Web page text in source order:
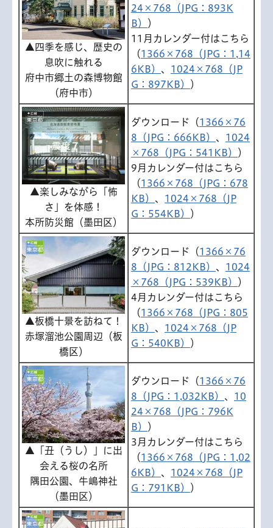
▲四季を感じ、歴史の
息吹に触れる
府中市郷土の森博物館
（府中市）
24×768（JPG：893K
B）
）
11月カレンダー付はこちら
（1366×768（JPG：1,14
6KB） 、 1024×768（JP
G：897KB）
）
▲楽しみながら「怖
さ」を体感！
本所防災館（墨田区）
ダウンロード（1366×76
8（JPG：666KB） 、 1024
×768（JPG：541KB）
）
9月カレンダー付はこちら
（1366×768（JPG：678
KB） 、 1024×768（JP
G：554KB）
）
▲板橋十景を訪ねて！
赤塚溜池公園周辺（板
橋区）
ダウンロード（1366×76
8（JPG：812KB） 、 1024
×768（JPG：539KB）
）
4月カレンダー付はこちら
（1366×768（JPG：805
KB） 、 1024×768（JP
G：540KB）
）
▲「丑（うし）」に出
会える桜の名所
隅田公園、牛嶋神社
（墨田区）
ダウンロード（1366×76
8（JPG：1,032KB） 、 10
24×768（JPG：796K
B）
）
3月カレンダー付はこちら
（1366×768（JPG：1,02
6KB） 、 1024×768（JP
G：791KB）
）